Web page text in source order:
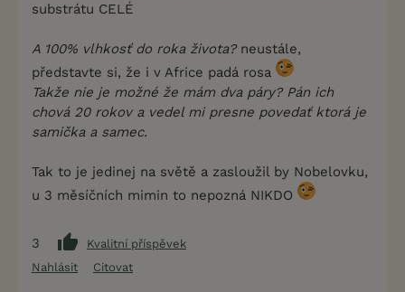
substrátu CELÉ
A 100% vlhkosť do roka života?neustále,
představte si, že i v Africe padá rosa
Takže nie je možné že mám dva páry? Pán ich
chová 20 rokov a vedel mi presne povedať ktorá je
samička a samec.
Tak to je jedinej na světě a zasloužil by Nobelovku,
u 3 měsíčních mimin to nepozná NIKDO
3
Kvalitní příspěvek
Nahlásit
Citovat